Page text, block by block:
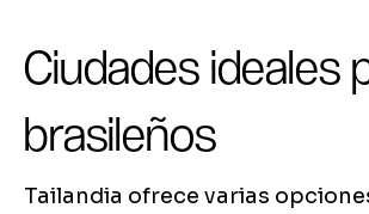
Ciudades ideales
brasileños
Tailandia ofrece varias